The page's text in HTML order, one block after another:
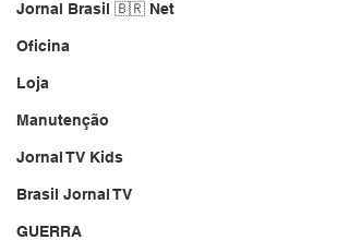
Jornal Brasil 🇧🇷 Net
Oficina
Loja
Manutenção
Jornal TV Kids
Brasil Jornal TV
GUERRA